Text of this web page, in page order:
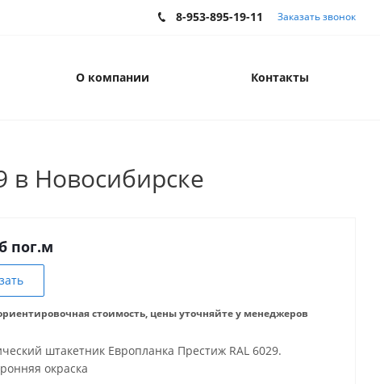
8-953-895-19-11 Заказать звонок
О компании Контакты
в Новосибирске
пог.м
стоимость, цены уточняйте у менеджеров
штакетник Европланка Престиж RAL 6029.
окраска